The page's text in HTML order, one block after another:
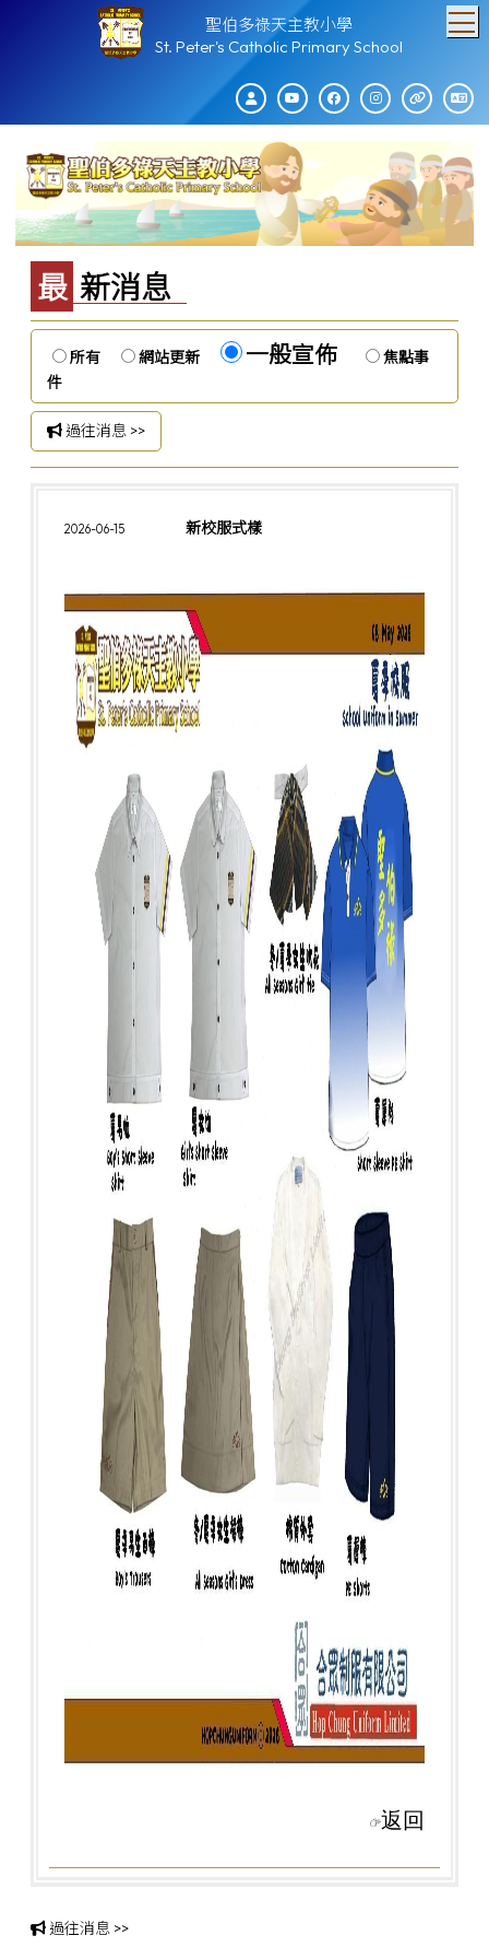
聖伯多祿天主教小學
St. Peter's Catholic Primary School
最新消息
所有 網站更新 一般宣佈
焦點事
件
過往消息 >>
2026-06-15 新校服式樣
返回
過往消息 >>